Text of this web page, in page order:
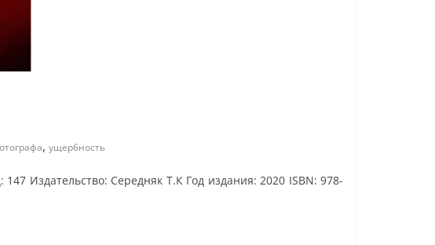
, ущербность
Издательство: Середняк Т.К Год издания: 2020 ISBN: 978-